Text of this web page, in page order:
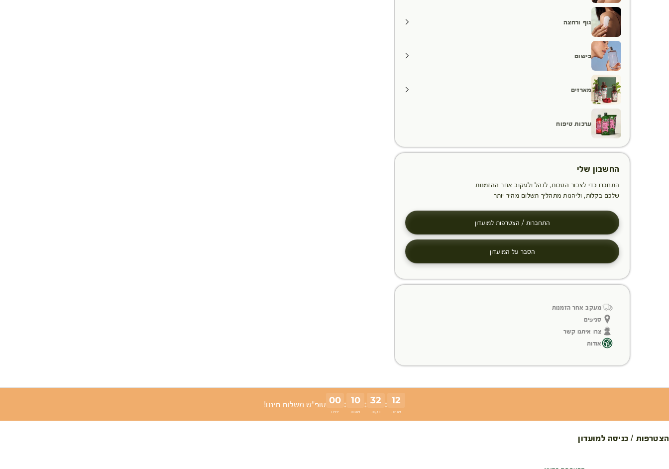
גוף ורחצה
בישום
מארזים
ערכות טיפוח
החשבון שלי
התחברו כדי לצבור הטבות, לנהל ולעקוב אחר ההזמנות
שלכם בקלות, וליהנות מתהליך תשלום מהיר יותר
התחברות / הצטרפות למועדון
הסבר על המועדון
מעקב אחר הזמנות
סניפים
צרו איתנו קשר
אודות
00
ימים
: 10
שעות
: 32
דקות
: 11
שניות
סופ"ש משלוח חינם!
הצטרפות / כניסה למועדון